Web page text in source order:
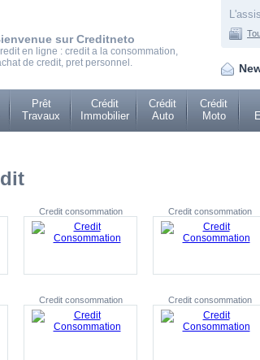
sur Creditneto
en ligne : credit a la consommation,
de credit, pret personnel.
Prêt
Travaux
Crédit
Immobilier
Crédit
Auto
Crédit
Moto
Credit consommation Credit consommation
Credit consommation Credit consommation